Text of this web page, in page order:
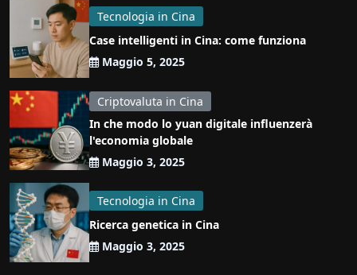
Tecnologia in Cina
Case intelligenti in Cina: come funziona
Maggio 5, 2025
Criptovaluta in Cina
In che modo lo yuan digitale influenzerà
l'economia globale
Maggio 3, 2025
Tecnologia in Cina
Ricerca genetica in Cina
Maggio 3, 2025